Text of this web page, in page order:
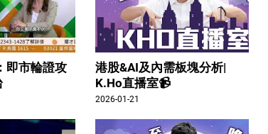
即市輪證攻
港股&AI及內需板塊分析|
K.Ho直播室📹
2026-01-21